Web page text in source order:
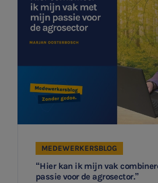
“Hier kan ik mijn vak
passie voor de agrosector.”
MEDEWERKERSBLOG